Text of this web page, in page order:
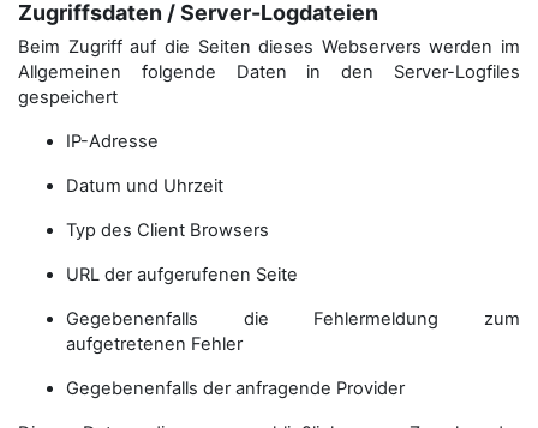
Zugriffsdaten / Server-Logdateien
Beim Zugriff auf die Seiten dieses Webservers werden im
Allgemeinen folgende Daten in den Server-Logfiles
gespeichert
IP-Adresse
Datum und Uhrzeit
Typ des Client Browsers
URL der aufgerufenen Seite
Gegebenenfalls die Fehlermeldung zum
aufgetretenen Fehler
Gegebenenfalls der anfragende Provider